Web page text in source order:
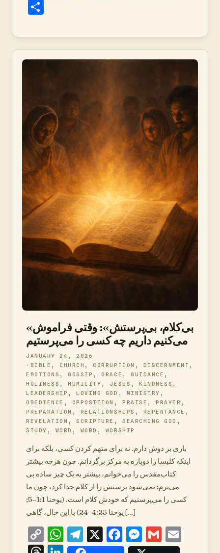
«بی‌کلام، بی‌پرستش»: وقتی فراموش
می‌کنیم داریم چه کسی را می‌پرستیم
JANUARY 24, 2026
BIBLE ,CHURCH ,CORRUPTION , DISCERNMENT ,
EMOTIONS ,GOSSIP ,GRACE ,GUIDANCE ,
HOLINESS , HUMILITY ,JESUS , KINDNESS ,
LEADERSHIP , LOVING GOD , MINISTRY ,
OBEDIENCE , OPPOSITION , PRAISE , PRAYER ,
PREPARATION , RELATIONSHIPS , REPENTANCE ,
REVELATION ,SCRIPTURE ,SEARCHING GOD ,
STUDY , WORD , WORD , WORSHIP
باری بر دوش دارم. نه برای متهم کردن کسی، بلکه برای
اینکه کلیسا را دوباره به مرکز برگردانم. چون هرچه بیشتر
کتاب‌مقدس را می‌خوانم، بیشتر به یک چیز ساده پی
می‌برم: نمی‌شود پرستش را از کلام جدا کرد، چون ما
کسی را می‌پرستیم که خودش کلام است. (یوحنا 1:1–5;
یوحنا 4:23–24) با این حال، گاهی […]
CopyWhatsApp
Telegram
X Facebook
Messenger
Gmail